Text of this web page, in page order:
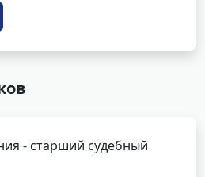
- старший судебный